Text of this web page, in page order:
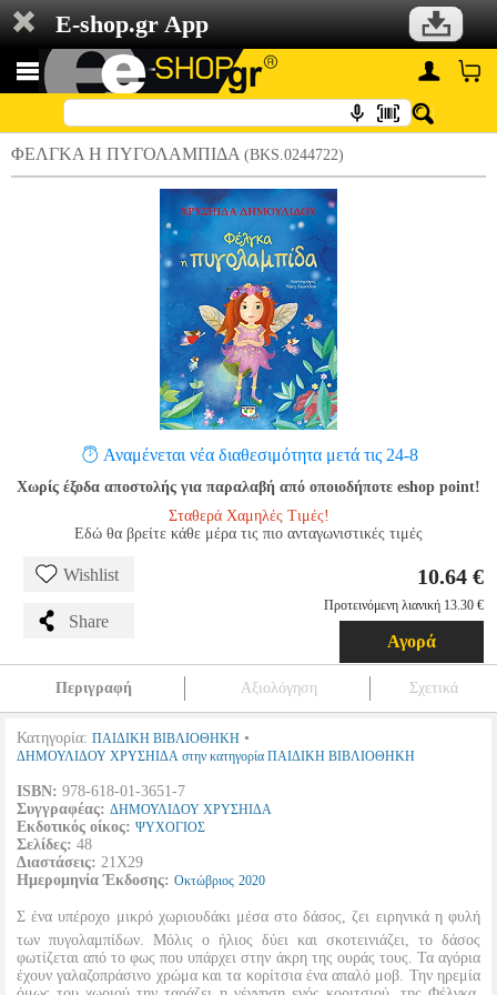
E-shop.gr App
ΦΕΛΓΚΑ Η ΠΥΓΟΛΑΜΠΙΔΑ (BKS.0244722)
Αναμένεται νέα διαθεσιμότητα μετά τις 24-8
Χωρίς έξοδα αποστολής για παραλαβή από οποιοδήποτε eshop point!
Σταθερά Χαμηλές Τιμές!
Εδώ θα βρείτε κάθε μέρα τις πιο ανταγωνιστικές τιμές
Wishlist
Share
10.64 €
Προτεινόμενη λιανική 13.30 €
Αγορά
Περιγραφή Αξιολόγηση Σχετικά
Κατηγορία: ΠΑΙΔΙΚΗ ΒΙΒΛΙΟΘΗΚΗ •
ΔΗΜΟΥΛΙΔΟΥ ΧΡΥΣΗΙΔΑ στην κατηγορία ΠΑΙΔΙΚΗ ΒΙΒΛΙΟΘΗΚΗ
ISBN: 978-618-01-3651-7
Συγγραφέας: ΔΗΜΟΥΛΙΔΟΥ ΧΡΥΣΗΙΔΑ
Εκδοτικός οίκος: ΨΥΧΟΓΙΟΣ
Σελίδες: 48
Διαστάσεις: 21Χ29
Ημερομηνία Έκδοσης: Οκτώβριος 2020
Σ ένα υπέροχο μικρό χωριουδάκι μέσα στο δάσος, ζει ειρηνικά η φυλή
των πυγολαμπίδων. Μόλις ο ήλιος δύει και σκοτεινιάζει, το δάσος
φωτίζεται από το φως που υπάρχει στην άκρη της ουράς τους. Τα αγόρια
έχουν γαλαζοπράσινο χρώμα και τα κορίτσια ένα απαλό μοβ. Την ηρεμία